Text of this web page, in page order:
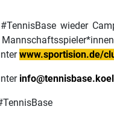
wieder
www.sportision.de/